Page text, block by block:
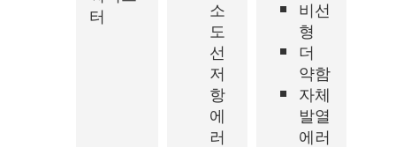
터
소
도
선
저
항
에
러
비선
형
더
약함
자체
발열
에러